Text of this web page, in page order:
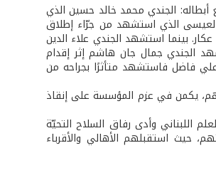
الجندي محمد خالد حسين الذي
الذي استشهد من جرّاء إطلاق
بينما استشهد الجندي علاء الدين
الجندي جمال جان هاشم إثر إقدام
فاضل فاستشهد متأثرًا بجراحه من
يكمن في عزم المؤسسة على إنقاذ
اللبناني وأدى رفاق السلاح التحيّة
حيث استقبلهم الأهالي والأقرباء